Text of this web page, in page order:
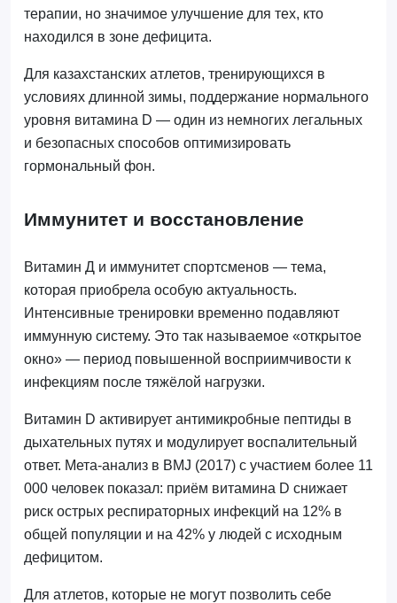
терапии, но значимое улучшение для тех, кто
находился в зоне дефицита.
Для казахстанских атлетов, тренирующихся в
условиях длинной зимы, поддержание нормального
уровня витамина D — один из немногих легальных
и безопасных способов оптимизировать
гормональный фон.
Иммунитет и восстановление
Витамин Д и иммунитет спортсменов — тема,
которая приобрела особую актуальность.
Интенсивные тренировки временно подавляют
иммунную систему. Это так называемое «открытое
окно» — период повышенной восприимчивости к
инфекциям после тяжёлой нагрузки.
Витамин D активирует антимикробные пептиды в
дыхательных путях и модулирует воспалительный
ответ. Мета-анализ в BMJ (2017) с участием более 11
000 человек показал: приём витамина D снижает
риск острых респираторных инфекций на 12% в
общей популяции и на 42% у людей с исходным
дефицитом.
Для атлетов, которые не могут позволить себе